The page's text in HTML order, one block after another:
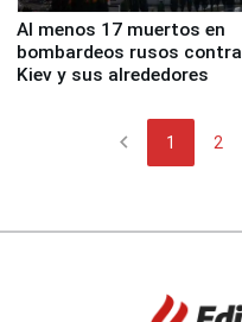
Al menos 17 muertos en
bombardeos rusos contra
Kiev y sus alrededores
chevron_left 1 2